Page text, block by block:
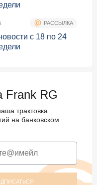
РАССЫЛКА
с 18 по 24
Frank RG
трактовка
на банковском